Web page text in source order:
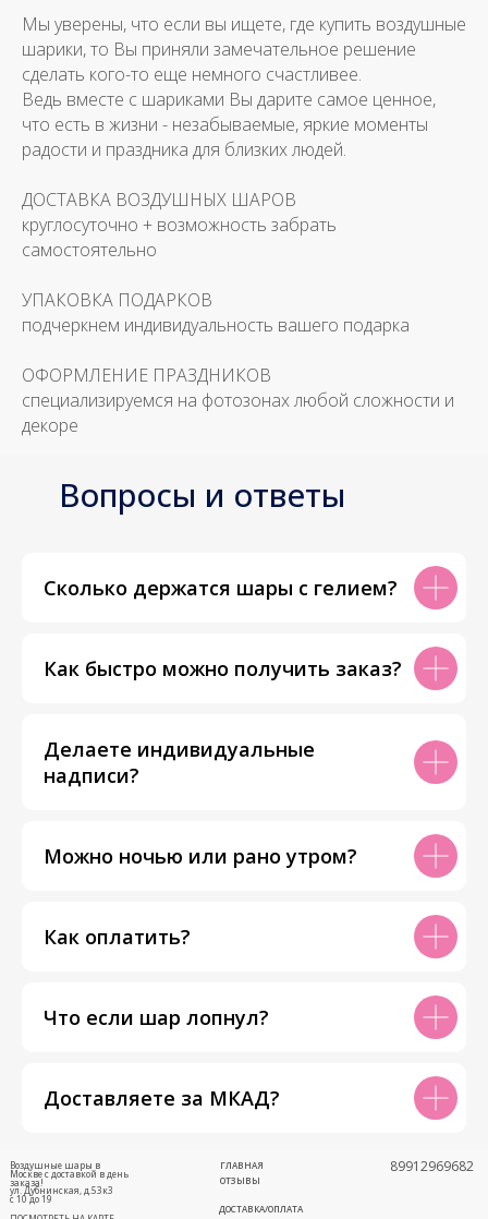
Мы уверены, что если вы ищете, где купить воздушные
шарики, то Вы приняли замечательное решение
сделать кого-то еще немного счастливее.
Ведь вместе с шариками Вы дарите самое ценное,
что есть в жизни - незабываемые, яркие моменты
радости и праздника для близких людей.
ДОСТАВКА ВОЗДУШНЫХ ШАРОВ
круглосуточно + возможность забрать
самостоятельно
УПАКОВКА ПОДАРКОВ
подчеркнем индивидуальность вашего подарка
ОФОРМЛЕНИЕ ПРАЗДНИКОВ
специализируемся на фотозонах любой сложности и
декоре
Вопросы и ответы
Сколько держатся шары с гелием?
Как быстро можно получить заказ?
Делаете индивидуальные
надписи?
Можно ночью или рано утром?
Как оплатить?
Что если шар лопнул?
Доставляете за МКАД?
ул. Дубнинская, д.53к3
с 10 до 19
ОТЗЫВЫ
ГЛАВНАЯ
ДОСТАВКА/ОПЛАТА
89912969682
Воздушные шары в
Москве с доставкой в день
заказа!